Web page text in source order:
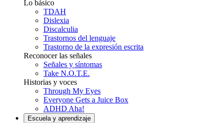
Lo básico
TDAH
Dislexia
Discalculia
Trastornos del lenguaje
Trastorno de la expresión escrita
Reconocer las señales
Señales y síntomas
Take N.O.T.E.
Historias y voces
Through My Eyes
Everyone Gets a Juice Box
ADHD Aha!
Escuela y aprendizaje